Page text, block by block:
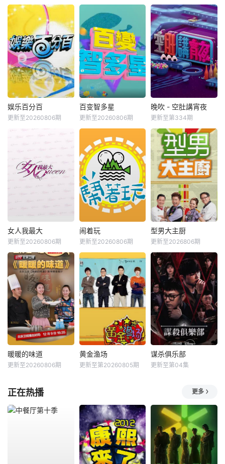
娱乐百分百
更新至20260806期
百变智多星
更新至20260806期
晚吹 - 空肚講宵夜
更新至第334期
女人我最大
更新至20260806期
闹着玩
更新至20260806期
型男大主厨
更新至2026806期
暖暖的味道
更新至20260806期
黄金渔场
更新至第20260805期
谋杀俱乐部
更新至第04集
正在热播 更多